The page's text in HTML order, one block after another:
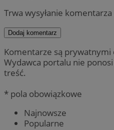
Trwa wysyłanie komentarza
Dodaj komentarz
Komentarze są
Wydawca portalu nie
treść.
* pola obowiązkowe
Najnowsze
Popularne